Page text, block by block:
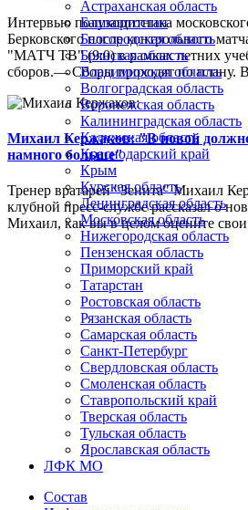
Интервью полузащитника
Берковского после контрольного
"МАТЧ ТВ" (9:0) в рамках летних
сборов.— Сборы проходят по плану.
Михаил Кержаков: "В новой
намного больше"
Тренер вратарей "Зенита" Михаил
клубной пресс-службе рассказал о
Михаил, как вы в целом оцените
Астраханская область
Башкортостан
Белгородская область
Брянская область
Владимирская область
Волгоградская область
Воронежская область
Калининградская область
Калужская область
Краснодарский край
Крым
Курская область
Ленинградская область
Московская область
Нижегородская область
Пензенская область
Приморский край
Татарстан
Ростовская область
Рязанская область
Самарская область
Санкт-Петербург
Свердловская область
Смоленская область
Ставропольский край
Тверская область
Тульская область
Ярославская область
ЛФК МО
Состав